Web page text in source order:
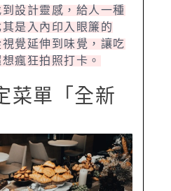
設計靈感，給人一種
是入內印入眼簾的
視覺延伸到味覺，讓吃
瘋狂拍照打卡。
菜單「全新